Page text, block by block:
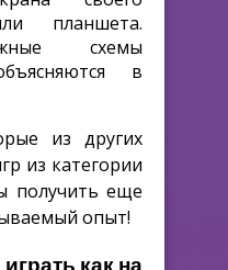
планшета.
схемы
в
из других
из категории
получить еще
опыт!
как на